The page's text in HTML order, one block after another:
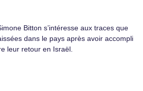
Bitton s’intéresse aux traces que
dans le pays après avoir accompli
leur retour en Israël.